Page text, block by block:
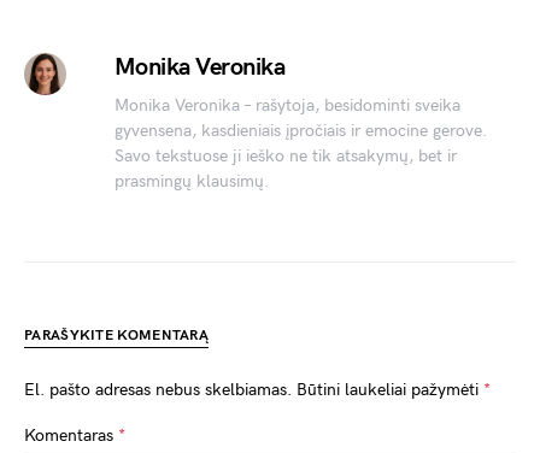
Monika Veronika
Monika Veronika – rašytoja, besidominti sveika
gyvensena, kasdieniais įpročiais ir emocine gerove.
Savo tekstuose ji ieško ne tik atsakymų, bet ir
prasmingų klausimų.
PARAŠYKITE KOMENTARĄ
El. pašto adresas nebus skelbiamas. Būtini laukeliai pažymėti *
Komentaras *